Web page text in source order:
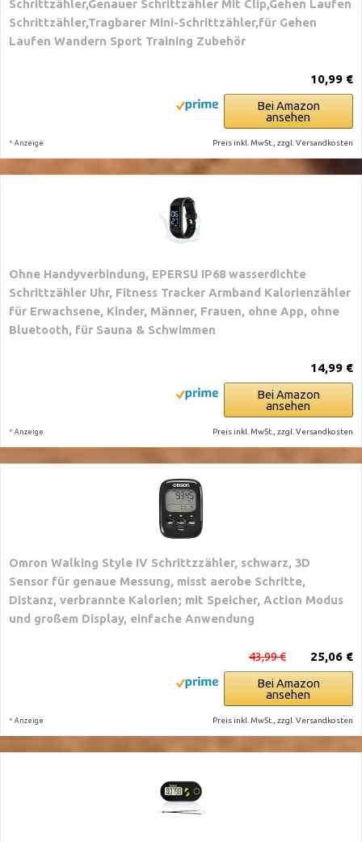
Schrittzähler,Genauer Schrittzähler Mit Clip,Gehen Laufen
Schrittzähler,Tragbarer Mini-Schrittzähler,für Gehen
Laufen Wandern Sport Training Zubehör
10,99 €
Bei Amazon
ansehen
* Anzeige Preis inkl. MwSt., zzgl. Versandkosten
Ohne Handyverbindung, EPERSU IP68 wasserdichte
Schrittzähler Uhr, Fitness Tracker Armband Kalorienzähler
für Erwachsene, Kinder, Männer, Frauen, ohne App, ohne
Bluetooth, für Sauna & Schwimmen
14,99 €
Bei Amazon
ansehen
* Anzeige Preis inkl. MwSt., zzgl. Versandkosten
Omron Walking Style IV Schrittzzähler, schwarz, 3D
Sensor für genaue Messung, misst aerobe Schritte,
Distanz, verbrannte Kalorien; mit Speicher, Action Modus
und großem Display, einfache Anwendung
25,06 €
43,99 €
Bei Amazon
ansehen
* Anzeige Preis inkl. MwSt., zzgl. Versandkosten